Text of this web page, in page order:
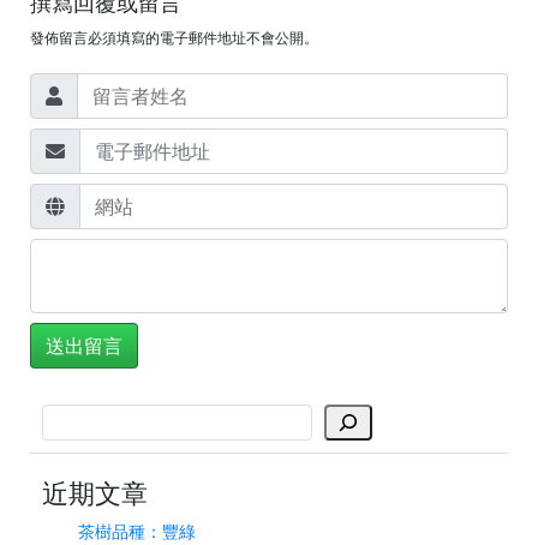
發佈留言必須填寫的電子郵件地址不會公開。
尋
近期文章
茶樹品種：豐綠